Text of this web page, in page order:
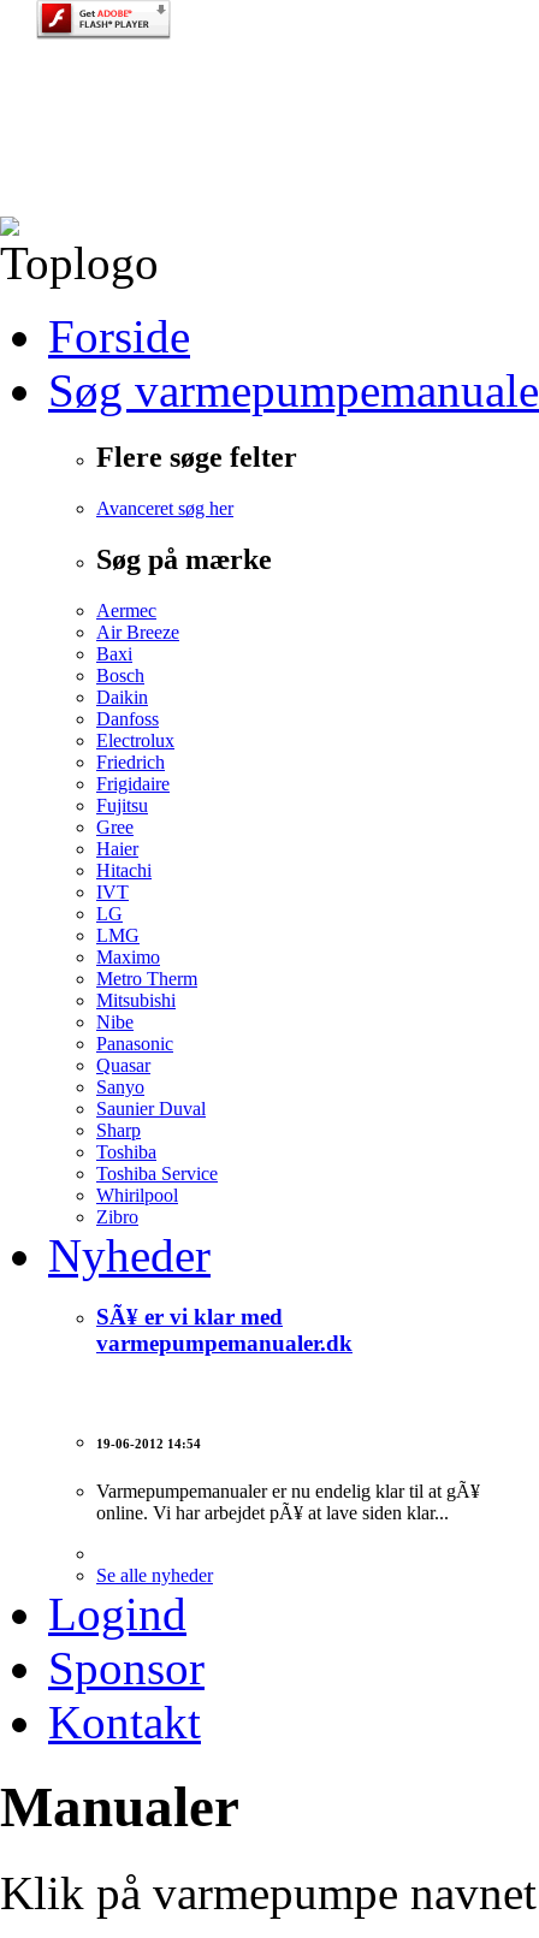
Forside
Søg
Flere søge felter
Avanceret søg her
Søg på mærke
Aermec
Air Breeze
Baxi
Bosch
Daikin
Danfoss
Electrolux
Friedrich
Frigidaire
Fujitsu
Gree
Haier
Hitachi
IVT
LG
LMG
Maximo
Metro Therm
Mitsubishi
Nibe
Panasonic
Quasar
Sanyo
Saunier Duval
Sharp
Toshiba
Toshiba Service
Whirilpool
Zibro
Nyheder
SÃ¥ er vi klar med
varmepumpemanualer.dk
19-06-2012 14:54
Varmepumpemanualer er nu endelig klar til at gÃ¥
online. Vi har arbejdet pÃ¥ at lave siden klar...
Se alle nyheder
Logind
Sponsor
Kontakt
Manualer
Klik på varmepumpe